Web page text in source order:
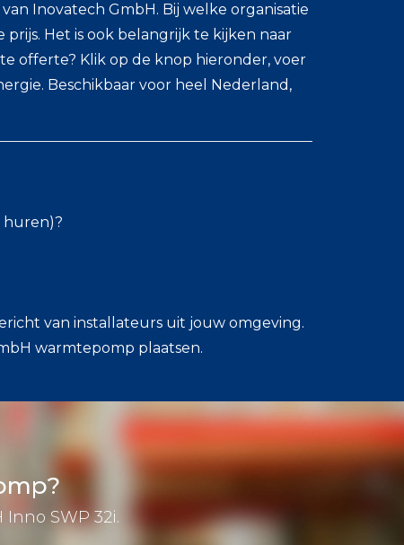
Inovatech GmbH. Bij welke organisatie
Het is ook belangrijk te kijken naar
offerte? Klik op de knop hieronder, voer
Beschikbaar voor heel Nederland,
huren)?
van installateurs uit jouw omgeving.
warmtepomp plaatsen.
SWP 32i.